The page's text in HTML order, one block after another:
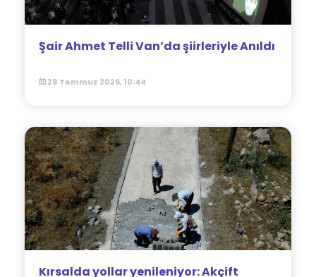
Şair Ahmet Telli Van’da şiirleriyle Anıldı
28 Temmuz 2026, 10:44
Kırsalda yollar yenileniyor: Akçift